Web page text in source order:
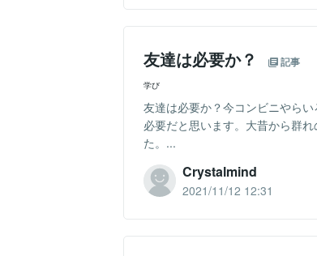
友達は必要か？ 記事
学び
友達は必要か？今コンビニやら
必要だと思います。大昔から群
た。...
Crystalmind
2021/11/12 12:31